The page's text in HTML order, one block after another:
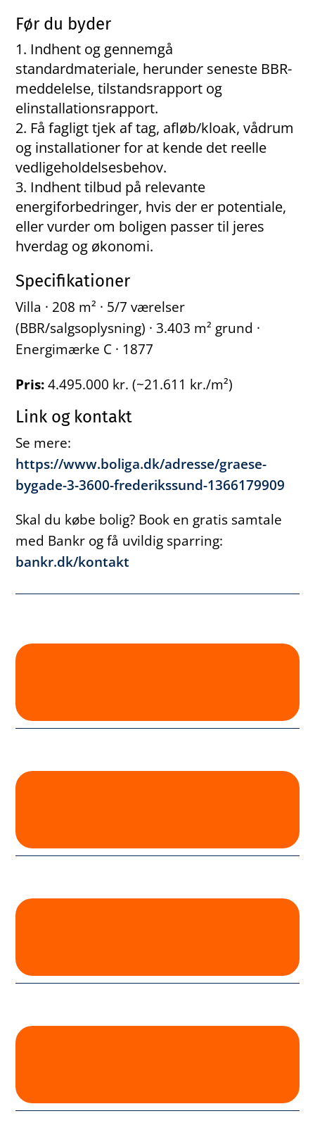
Før du byder
Indhent og gennemgå
standardmateriale, herunder seneste BBR-
meddelelse, tilstandsrapport og
elinstallationsrapport.
Få fagligt tjek af tag, afløb/kloak, vådrum
og installationer for at kende det reelle
vedligeholdelsesbehov.
Indhent tilbud på relevante
energiforbedringer, hvis der er potentiale,
eller vurder om boligen passer til jeres
hverdag og økonomi.
Specifikationer
Villa · 208 m² · 5/7 værelser
(BBR/salgsoplysning) · 3.403 m² grund ·
Energimærke C · 1877
Pris:4.495.000 kr. (~21.611 kr./m²)
Link og kontakt
Se mere:
https://www.boliga.dk/adresse/graese-
bygade-3-3600-frederikssund-1366179909
Skal du købe bolig? Book en gratis samtale
med Bankr og få uvildig sparring:
bankr.dk/kontakt